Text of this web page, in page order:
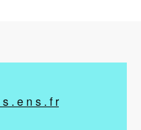
. e n s . f r